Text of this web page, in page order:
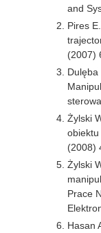
and
Pires
(2007)
Dulęba
Żylski
(2008)
Żylski
Prace
Hasan